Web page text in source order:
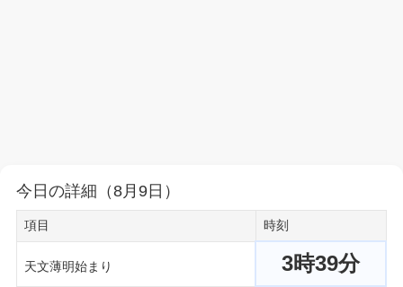
今日の詳細（8月9日）
項目 時刻
天文薄明始まり 3時39分